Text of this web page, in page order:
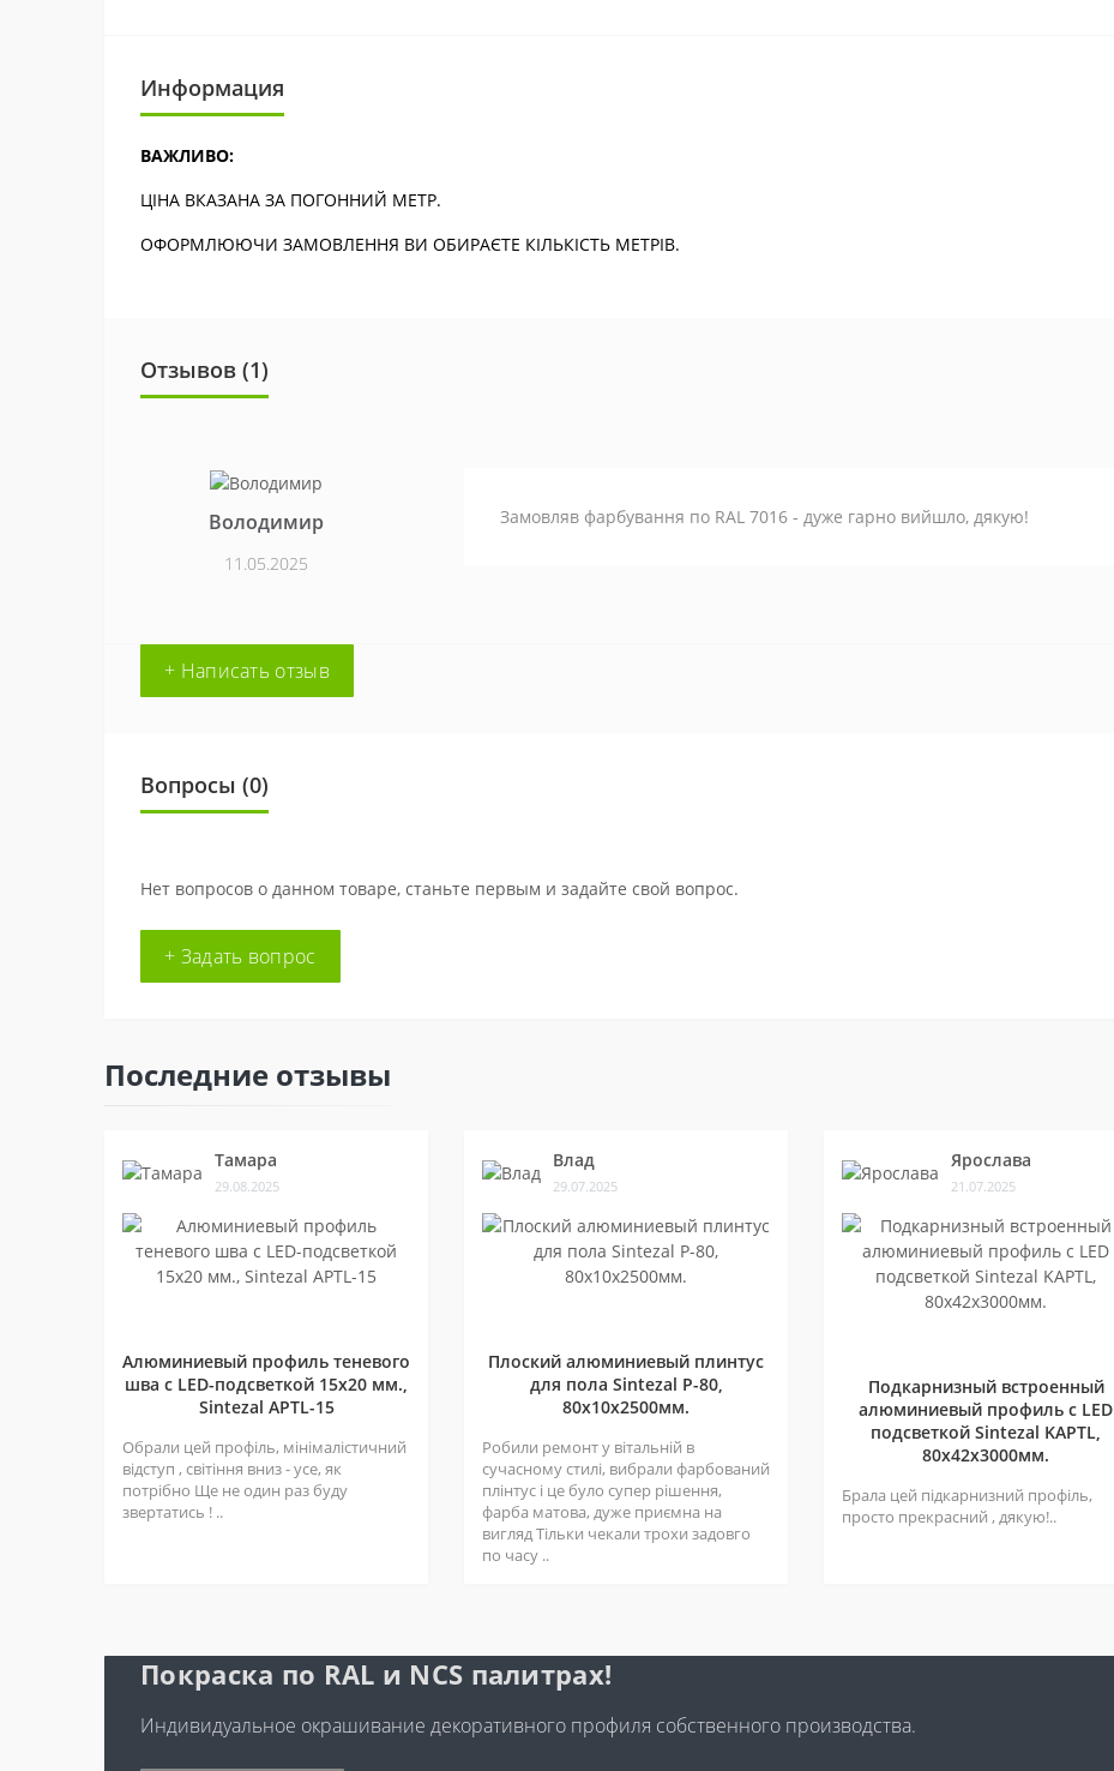
Информация
ВАЖЛИВО:
ЦІНА ВКАЗАНА ЗА ПОГОННИЙ МЕТР.
ОФОРМЛЮЮЧИ ЗАМОВЛЕННЯ ВИ ОБИРАЄТЕ КІЛЬКІСТЬ МЕТРІВ.
Отзывов (1)
Володимир
11.05.2025
Замовляв фарбування по RAL 7016 - дуже гарно вийшло, дякую!
+ Написать отзыв
Вопросы (0)
Нет вопросов о данном товаре, станьте первым и задайте свой вопрос.
+ Задать вопрос
Последние отзывы
Тамара
29.08.2025
Алюминиевый профиль теневого
шва c LED-подсветкой 15х20 мм.,
Sintezal APTL-15
Обрали цей профіль, мінімалістичний
відступ , світіння вниз - усе, як
потрібно Ще не один раз буду
звертатись ! ..
Влад
29.07.2025
Плоский алюминиевый плинтус
для пола Sintezal P-80,
80х10х2500мм.
Робили ремонт у вітальній в
сучасному стилі, вибрали фарбований
плінтус і це було супер рішення,
фарба матова, дуже приємна на
вигляд Тільки чекали трохи задовго
по часу ..
Ярослава
21.07.2025
Подкарнизный встроенный
алюминиевый профиль с LED
подсветкой Sintezal KAPTL,
80х42x3000мм.
Брала цей підкарнизний профіль,
просто прекрасний , дякую!..
Покраска по RAL и NCS палитрах!
Индивидуальное окрашивание декоративного профиля собственного производства.